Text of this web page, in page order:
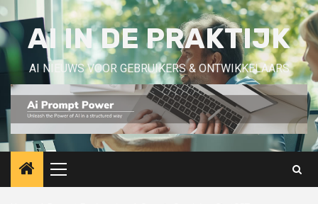
Skip
to
contentAI IN DE PRAKTIJK
AI NIEUWS VOOR GEBRUIKERS & ONTWIKKELAARS
Primary
Menu